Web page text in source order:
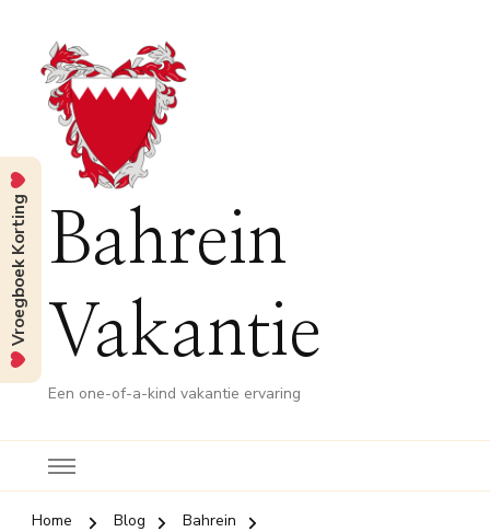
Bahrein
Vakantie
Een one-of-a-kind vakantie ervaring
Home Blog
Bahrein
Vroegboek Korting